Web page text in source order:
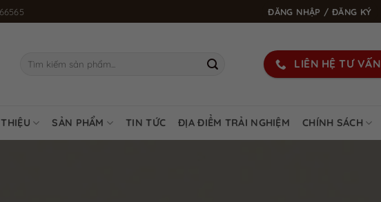
ĐĂNG NHẬP / ĐĂNG KÝ
LIÊN HỆ TƯ VẤN
SẢN PHẨM TIN TỨC ĐỊA ĐIỂM TRẢI NGHIỆM CHÍNH SÁCH